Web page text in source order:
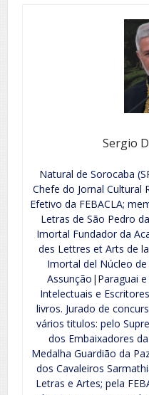
Sergio
Natural de Sorocaba
Chefe do Jornal Cultural
Efetivo da FEBACLA;
Letras de São Pedro
Imortal Fundador da
des Lettres et Arts de
Imortal del Núcleo
Assunção|Paraguai
Intelectuais e
livros. Jurado de
vários titulos: pelo
dos Embaixadores
Medalha Guardião da
dos Cavaleiros
Letras e Artes; pela